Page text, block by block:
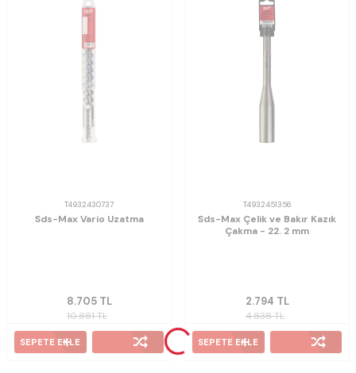
T4932430737
Sds-Max Vario Uzatma
10.881TL
8.705TL
SEPETE EKLE
T4932451356
Sds-Max Çelik ve Bakır Kazık
Çakma - 22. 2 mm
4.838TL
2.794 TL
SEPETE EKLE